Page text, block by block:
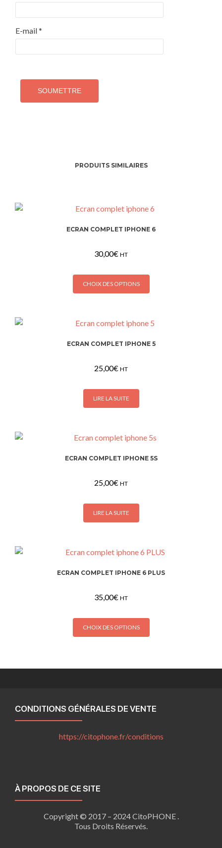
E-mail*
PRODUITS SIMILAIRES
ECRAN COMPLET IPHONE 6
30,00€ HT
CHOIX DES OPTIONS
Ce
variations.
options
produit
ECRAN COMPLET IPHONE 5
25,00€ HT
LIRE LA SUITE
ECRAN COMPLET IPHONE 5S
25,00€ HT
LIRE LA SUITE
ECRAN COMPLET IPHONE 6 PLUS
35,00€ HT
CHOIX DES OPTIONS
Ce
être
sur
CONDITIONS GÉNÉRALES DE VENTE
https://citophone.fr/conditions
À PROPOS DE CE SITE
Copyright © 2017 – 2024 CitoPHONE .
Tous Droits Réservés.